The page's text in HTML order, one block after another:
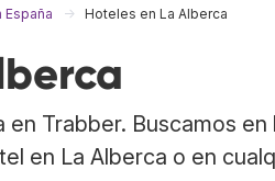
Hoteles en La Alberca
en Trabber. Buscamos
en La Alberca o en